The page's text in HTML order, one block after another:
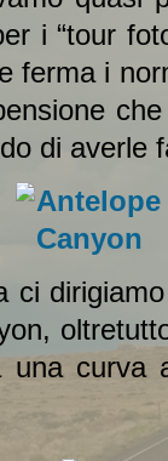
i “tour
ferma i
di averle
ci
una